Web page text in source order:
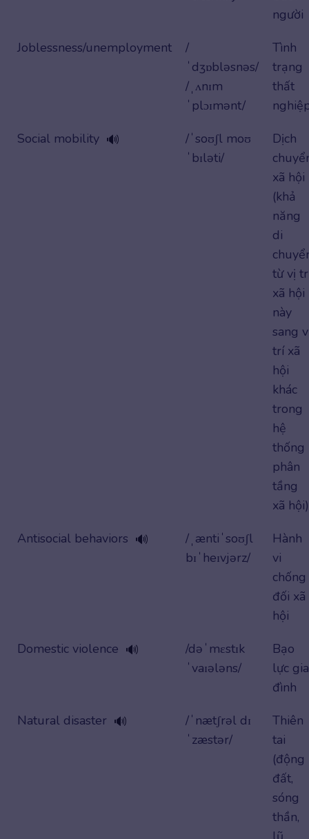
người
Joblessness/unemployment
/
ˈdʒɒbləsnəs/
/ˌʌnɪm
ˈplɔɪmənt/
Tình
trạng
thất
Social mobility 🔊
/ˈsoʊʃl moʊ
ˈbɪləti/
Dịch
xã hội
(khả
năng
di
từ vị
xã hội
này
sang
trí xã
hội
khác
trong
hệ
thống
phân
tầng
xã hội)
Antisocial behaviors 🔊
/ˌæntiˈsoʊʃl
bɪˈheɪvjərz/
Hành
vi
chống
đối xã
hội
Domestic violence 🔊
/dəˈmɛstɪk
ˈvaɪələns/
Bạo
lực gia
đình
Natural disaster 🔊
/ˈnætʃrəl dɪ
ˈzæstər/
Thiên
tai
(động
đất,
sóng
thần,